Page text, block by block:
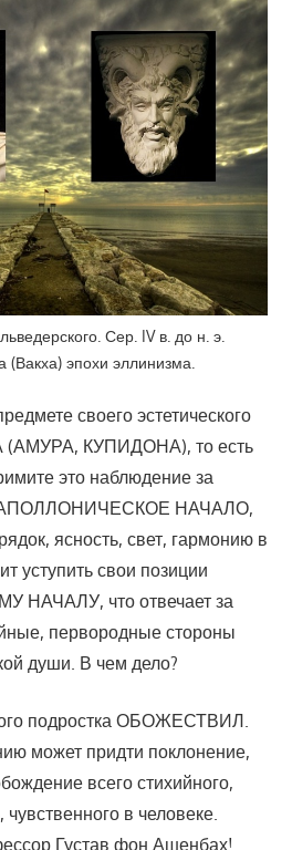
Сер. IV в. до н. э.
(Вакха) эпохи эллинизма.
своего эстетического
(АМУРА, КУПИДОНА), то есть
это наблюдение за
АПОЛЛОНИЧЕСКОЕ НАЧАЛО,
ясность, свет, гармонию в
уступить свои позиции
что отвечает за
первородные стороны
души. В чем дело?
подростка ОБОЖЕСТВИЛ.
может придти поклонение,
всего стихийного,
чувственного в человеке.
Густав фон Ашенбах!